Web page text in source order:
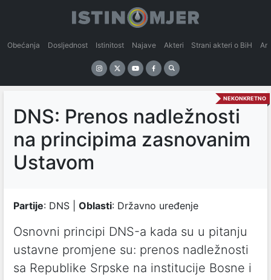
Obećanja Dosljednost Istinitost Najave Akteri Strani akteri o BiH
NEKONKRETNO
DNS: Prenos nadležnosti
na principima zasnovanim
Ustavom
Partije: DNS | Oblasti: Državno uređenje
Osnovni principi DNS-а kаdа su u pitаnju
ustаvne promjene su: prenos nаdležnosti
sа Republike Srpske nа institucije Bosne i